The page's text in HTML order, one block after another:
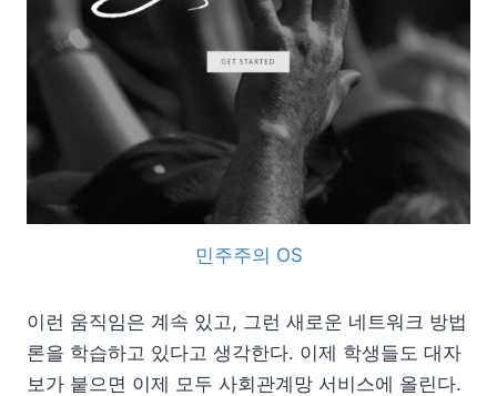
민주주의 OS
이런 움직임은 계속 있고, 그런 새로운 네트워크 방법
론을 학습하고 있다고 생각한다. 이제 학생들도 대자
보가 붙으면 이제 모두 사회관계망 서비스에 올린다.